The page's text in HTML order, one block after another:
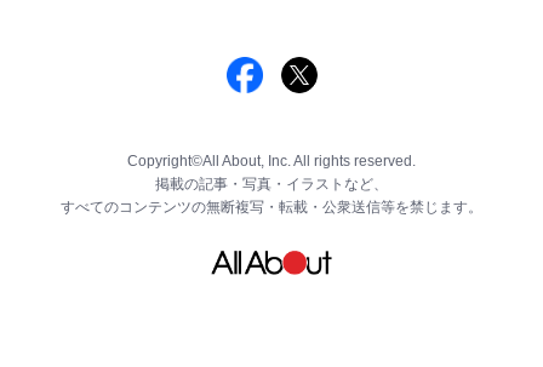
Copyright©All About, Inc. All rights reserved.
掲載の記事・写真・イラストなど、
すべてのコンテンツの無断複写・転載・公衆送信等を禁じます。